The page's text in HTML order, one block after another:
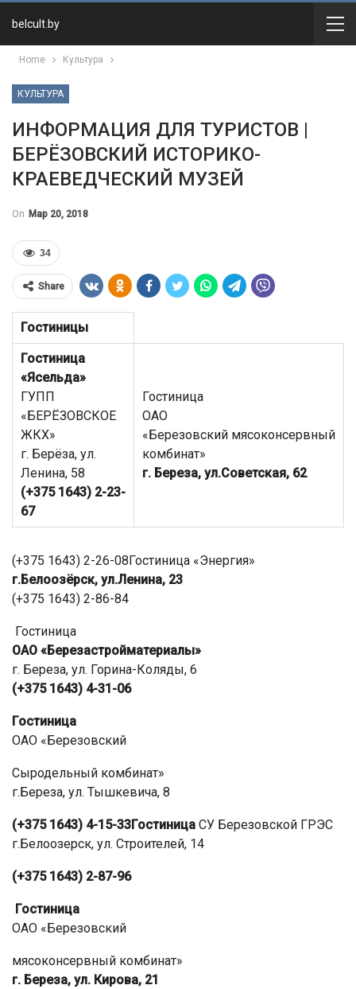
belcult.by
Home Культура
КУЛЬТУРА
ИНФОРМАЦИЯ ДЛЯ ТУРИСТОВ |
БЕРЁЗОВСКИЙ ИСТОРИКО-
КРАЕВЕДЧЕСКИЙ МУЗЕЙ
On Мар 20, 2018
34
Share
Гостиницы
Гостиница
«Ясельда»
ГУПП
«БЕРЁЗОВСКОЕ
ЖКХ»
г. Берёза, ул.
Ленина, 58
(+375 1643) 2-23-
67
Гостиница
ОАО
«Березовский мясоконсервный
комбинат»
г. Береза, ул.Советская, 62
(+375 1643) 2-26-08Гостиница «Энергия»
г.Белоозёрск, ул.Ленина, 23
(+375 1643) 2-86-84
Гостиница
ОАО «Березастройматериалы»
г. Береза, ул. Горина-Коляды, 6
(+375 1643) 4-31-06
Гостиница
ОАО «Березовский
Сыродельный комбинат»
г.Береза, ул. Тышкевича, 8
(+375 1643) 4-15-33Гостиница СУ Березовской ГРЭС
г.Белоозерск, ул. Строителей, 14
(+375 1643) 2-87-96
Гостиница
ОАО «Березовский
мясоконсервный комбинат»
г. Береза, ул. Кирова, 21